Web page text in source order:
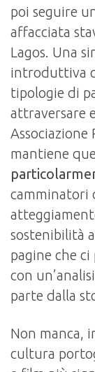
poi seguire
affacciata
Lagos. Una
introduttiva
tipologie di
attraversare
Associazione
mantiene
camminatori
sostenibilità
pagine che
con
parte dalla
Non manca,
cultura